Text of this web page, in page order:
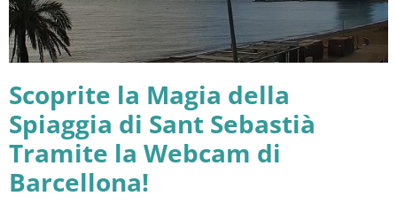
Scoprite la Magia della
Spiaggia di Sant Sebastià
Tramite la Webcam di
Barcellona!